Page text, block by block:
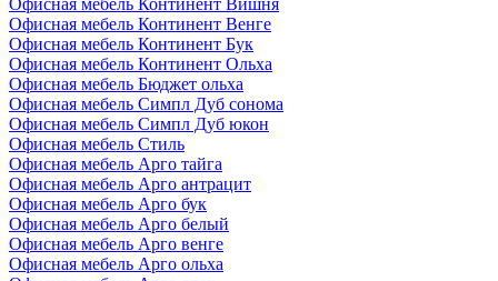
Офисная мебель Континент Вишня
Офисная мебель Континент Венге
Офисная мебель Континент Бук
Офисная мебель Континент Ольха
Офисная мебель Бюджет ольха
Офисная мебель Симпл Дуб сонома
Офисная мебель Симпл Дуб юкон
Офисная мебель Стиль
Офисная мебель Арго тайга
Офисная мебель Арго антрацит
Офисная мебель Арго бук
Офисная мебель Арго белый
Офисная мебель Арго венге
Офисная мебель Арго ольха